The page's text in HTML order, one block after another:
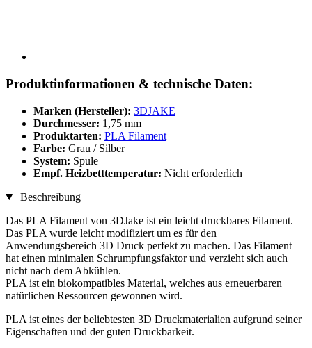
Produktinformationen & technische Daten:
Marken (Hersteller): 3DJAKE
Durchmesser: 1,75 mm
Produktarten: PLA Filament
Farbe: Grau / Silber
System: Spule
Empf. Heizbetttemperatur: Nicht erforderlich
Beschreibung
Das PLA Filament von 3DJake ist ein leicht druckbares Filament.
Das PLA wurde leicht modifiziert um es für den
Anwendungsbereich 3D Druck perfekt zu machen. Das Filament
hat einen minimalen Schrumpfungsfaktor und verzieht sich auch
nicht nach dem Abkühlen.
PLA ist ein biokompatibles Material, welches aus erneuerbaren
natürlichen Ressourcen gewonnen wird.
PLA ist eines der beliebtesten 3D Druckmaterialien aufgrund seiner
Eigenschaften und der guten Druckbarkeit.